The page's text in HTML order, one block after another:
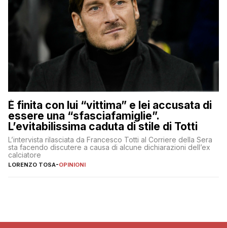
È finita con lui “vittima” e lei accusata di
essere una “sfasciafamiglie”.
L’evitabilissima caduta di stile di Totti
L’intervista rilasciata da Francesco Totti al Corriere della Sera
sta facendo discutere a causa di alcune dichiarazioni dell’ex
calciatore
LORENZO TOSA-OPINIONI